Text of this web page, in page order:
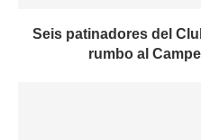
Seis patinadores del
rumbo al